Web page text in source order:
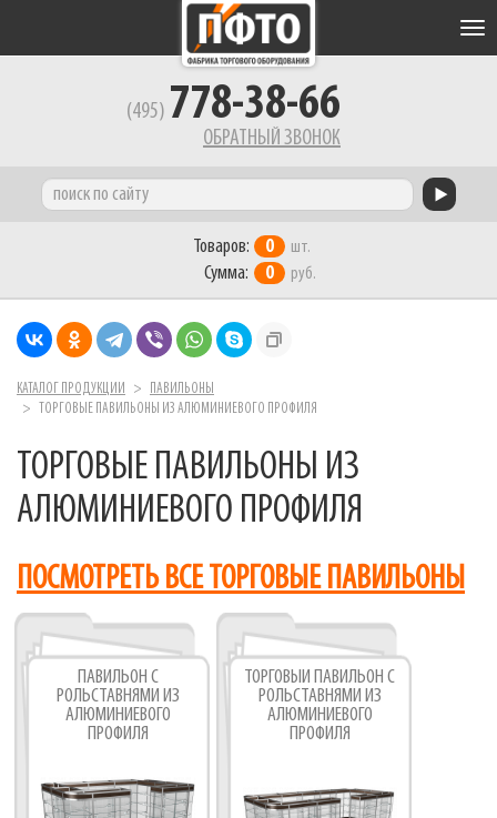
(495) 778-38-66
ОБРАТНЫЙ ЗВОНОК
Товаров: 0 шт.
Сумма: 0 руб.
КАТАЛОГ ПРОДУКЦИИ
ПАВИЛЬОНЫ
ТОРГОВЫЕ ПАВИЛЬОНЫ ИЗ АЛЮМИНИЕВОГО ПРОФИЛЯ
ТОРГОВЫЕ ПАВИЛЬОНЫ ИЗ
АЛЮМИНИЕВОГО ПРОФИЛЯ
ПОСМОТРЕТЬ ВСЕ ТОРГОВЫЕ ПАВИЛЬОНЫ
ПАВИЛЬОН С
РОЛЬСТАВНЯМИ ИЗ
АЛЮМИНИЕВОГО
ПРОФИЛЯ
ТОРГОВЫЙ ПАВИЛЬОН С
РОЛЬСТАВНЯМИ ИЗ
АЛЮМИНИЕВОГО
ПРОФИЛЯ